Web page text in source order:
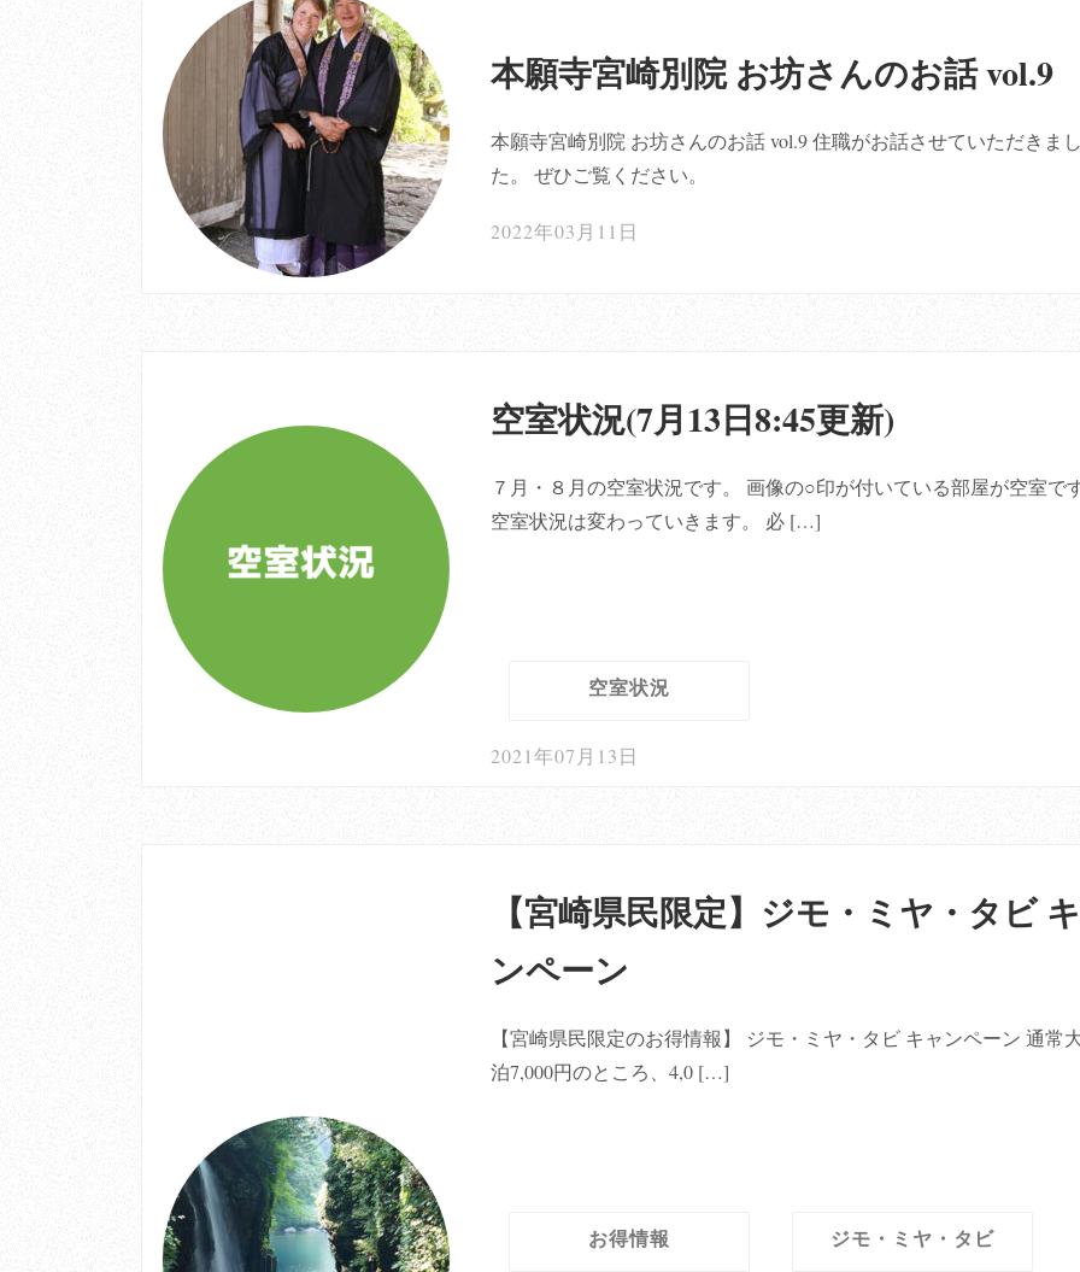
本願寺宮崎別院 お坊さんのお話 vol.9
本願寺宮崎別院 お坊さんのお話 vol.9 住職がお話させていただきま
た。 ぜひご覧ください。
2022年03月11日
空室状況(7月13日8:45更新)
７月・８月の空室状況です。 画像の○印が付いている部屋が空室で
空室状況は変わっていきます。 必 […]
空室状況
2021年07月13日
【宮崎県民限定】ジモ・ミヤ・タビ
ンペーン
【宮崎県民限定のお得情報】 ジモ・ミヤ・タビ キャンペーン 通常
泊7,000円のところ、4,0 […]
お得情報 ジモ・ミヤ・タビ